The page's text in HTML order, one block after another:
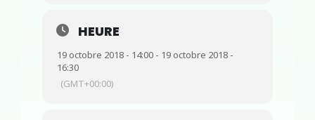
HEURE
19 octobre 2018 - 14:00 - 19 octobre 2018 -
16:30
(GMT+00:00)